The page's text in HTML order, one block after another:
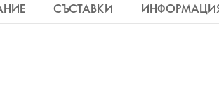
СЪСТАВКИ